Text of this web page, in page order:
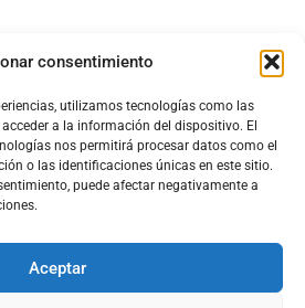
consentimiento
utilizamos tecnologías como las
a la información del dispositivo. El
nos permitirá procesar datos como el
o las identificaciones únicas en este sitio.
puede afectar negativamente a
Aceptar